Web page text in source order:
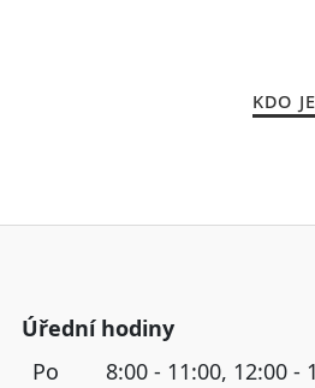
KDO
Úřední hodiny
Po
8:00 - 11:00, 12:00 -